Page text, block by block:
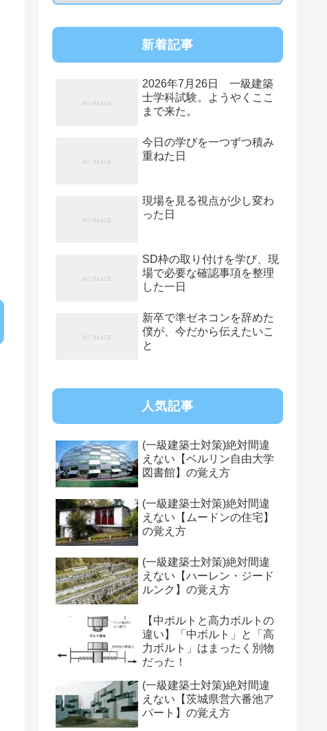
新着記事
2026年7月26日 一級建築
士学科試験。ようやくここ
まで来た。
今日の学びを一つずつ積み
重ねた日
現場を見る視点が少し変わ
った日
SD枠の取り付けを学び、現
場で必要な確認事項を整理
した一日
新卒で準ゼネコンを辞めた
僕が、今だから伝えたいこ
と
人気記事
(一級建築士対策)絶対間違
えない【ベルリン自由大学
図書館】の覚え方
(一級建築士対策)絶対間違
えない【ムードンの住宅】
の覚え方
(一級建築士対策)絶対間違
えない【ハーレン・ジード
ルンク】の覚え方
【中ボルトと高力ボルトの
違い】「中ボルト」と「高
力ボルト」はまったく別物
だった！
(一級建築士対策)絶対間違
えない【茨城県営六番池ア
パート】の覚え方